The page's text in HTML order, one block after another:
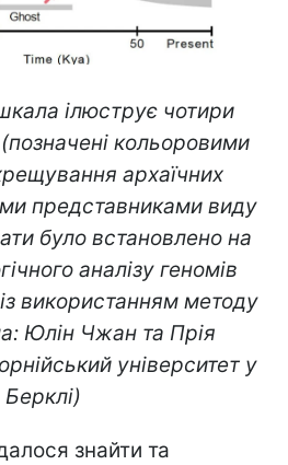
ілюструє чотири
кольоровими
архаїчних
представниками виду
було встановлено на
аналізу геномів
використанням методу
Юлін Чжан та Прія
університет у
Берклі)
знайти та